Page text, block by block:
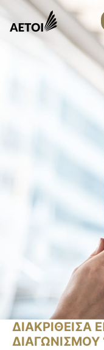
ΔΙΑΚΡΙΘΕΙΣΑ
ΔΙΑΓΩΝΙΣΜΟΥ